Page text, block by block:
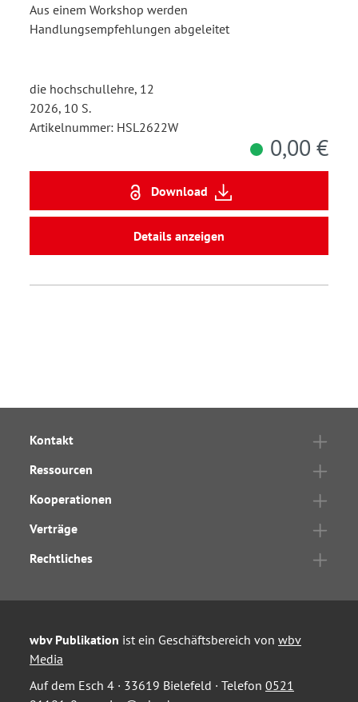
Aus einem Workshop werden
Handlungsempfehlungen abgeleitet
die hochschullehre, 12
2026, 10 S.
Artikelnummer: HSL2622W
0,00 €
Download
Details anzeigen
Kontakt
Ressourcen
Kooperationen
Verträge
Rechtliches
wbv Publikation ist ein Geschäftsbereich von wbv
Media
Auf dem Esch 4 · 33619 Bielefeld · Telefon 0521